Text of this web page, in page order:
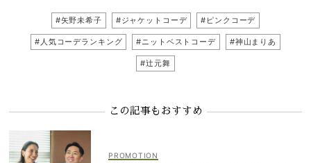
#矢野未希子 #ジャケットコーデ #ピンクコーデ
#人気コーデランキング #ニットベストコーデ #神山まりあ
#辻元舞
この記事もおすすめ